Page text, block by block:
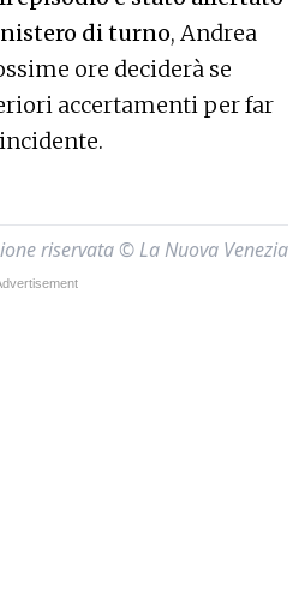
di turno, Andrea
ore deciderà se
accertamenti per far
riservata © La Nuova Venezia